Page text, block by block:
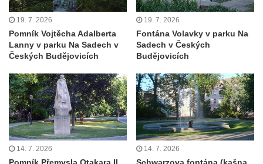
čp. 37 v Račicích
Socha ležícího koně v Sadech
Československé armády v Teplicích
Socha Medvídě v Tierpark Chemnitz
Sochy Ležící žena v Tierpark Chemnitz
Sochy Ptáci v Tierpark Chemnitz
Socha Skupina jeřábů v Tierpark Chemnitz
Socha Panter v ZOO Leipzig
Socha Dívka s mušlí v ZOO Leipzig
19. 7. 2026
Pomník Vojtěcha Adalberta
Lanny v parku Na Sadech v
Českých Budějovicích
19. 7. 2026
Fontána Volavky v parku Na
Sadech v Českých
Budějovicích
14. 7. 2026
Pomník Přemysla Otakara II.
14. 7. 2026
Schwarzova fontána (kašna